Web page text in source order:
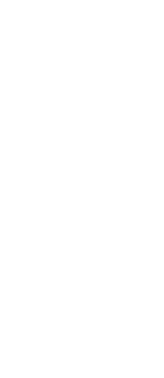
und weniger
ist bis
ein Vielfaches
Pressen.
erreicht. Als
sowie die
Trubgehalt